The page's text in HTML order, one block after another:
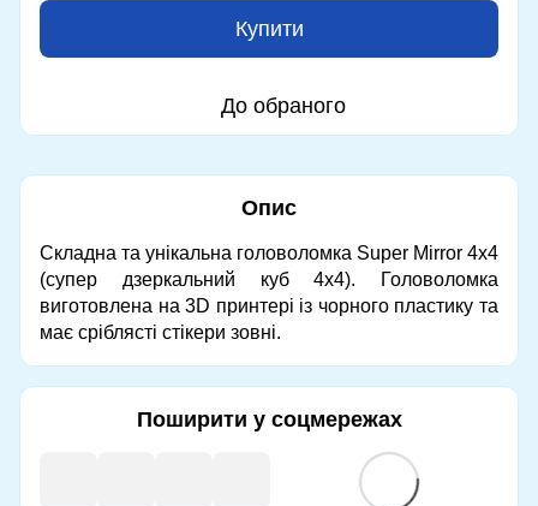
Купити
До обраного
Опис
Складна та унікальна головоломка Super Mirror 4x4
(супер дзеркальний куб 4x4). Головоломка
виготовлена на 3D принтері із чорного пластику та
має сріблясті стікери зовні.
Поширити у соцмережах